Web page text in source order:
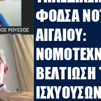
ΦΟΔΣΑ
ΑΙΓΑΊΟΥ:
ΒΕΛΤΊΩΣΗ
ΙΣΧΥΟΥΣΏΝ